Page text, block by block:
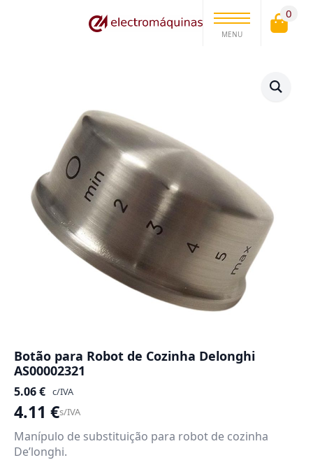
MENU
0
Botão para Robot de Cozinha Delonghi
AS00002321
5.06€ c/IVA
4.11 €s/IVA
Manípulo de substituição para robot de cozinha
De’longhi.